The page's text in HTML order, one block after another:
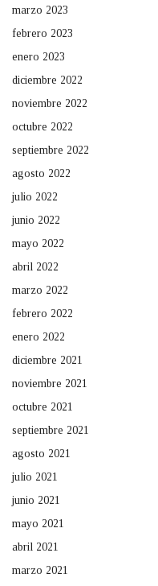
marzo 2023
febrero 2023
enero 2023
diciembre 2022
noviembre 2022
octubre 2022
septiembre 2022
agosto 2022
julio 2022
junio 2022
mayo 2022
abril 2022
marzo 2022
febrero 2022
enero 2022
diciembre 2021
noviembre 2021
octubre 2021
septiembre 2021
agosto 2021
julio 2021
junio 2021
mayo 2021
abril 2021
marzo 2021